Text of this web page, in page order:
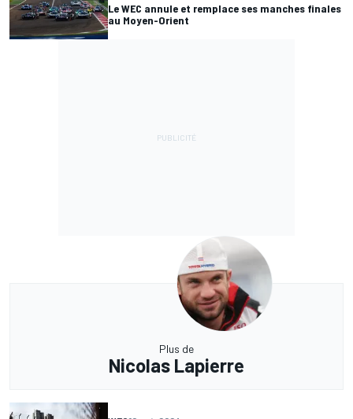
Le WEC annule et remplace ses manches finales
au Moyen-Orient
Plus de
Nicolas Lapierre